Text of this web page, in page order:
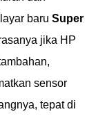
baru Super
jika HP
sensor
tepat di